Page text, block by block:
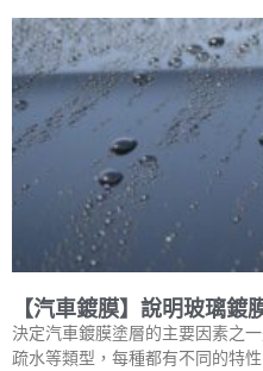
【汽車鍍膜】說明玻璃
決定汽車鍍膜塗層的主要因素之
疏水等類型，每種都有不同的特